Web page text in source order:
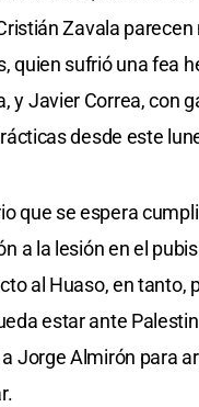
Zavala
quien sufrió una fea
y Javier Correa, con
desde este
que se espera
a la lesión en el
al Huaso, en tanto,
estar ante
Jorge Almirón para